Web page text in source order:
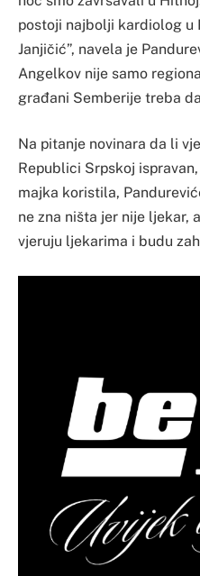
postoji najbolji kardiolog u
Janjičić”, navela je
Angelkov nije samo
građani Semberije treba
Na pitanje novinara da li
Republici Srpskoj
majka koristila,
ne zna ništa jer nije ljekar,
vjeruju ljekarima i budu